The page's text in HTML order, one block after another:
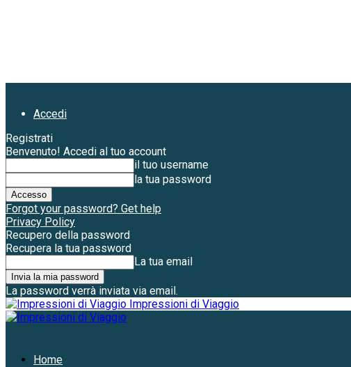
Accedi
Registrati
Benvenuto! Accedi al tuo account
il tuo username
la tua password
Forgot your password? Get help
Privacy Policy
Recupero della password
Recupera la tua password
La tua email
La password verrà inviata via email.
Impressioni di Viaggio
Home